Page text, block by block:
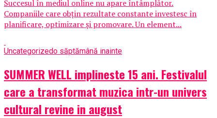
Succesul în mediul online nu apare întâmplător.
Companiile care obțin rezultate constante investesc în
planificare, optimizare și promovare. Un element...
Uncategorizedo săptămână inainte
SUMMER WELL implineste 15 ani. Festivalul
care a transformat muzica intr-un univers
cultural revine in august